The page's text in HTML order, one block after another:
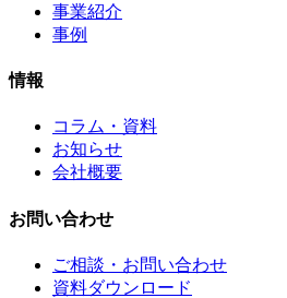
事業紹介
事例
情報
コラム・資料
お知らせ
会社概要
お問い合わせ
ご相談・お問い合わせ
資料ダウンロード